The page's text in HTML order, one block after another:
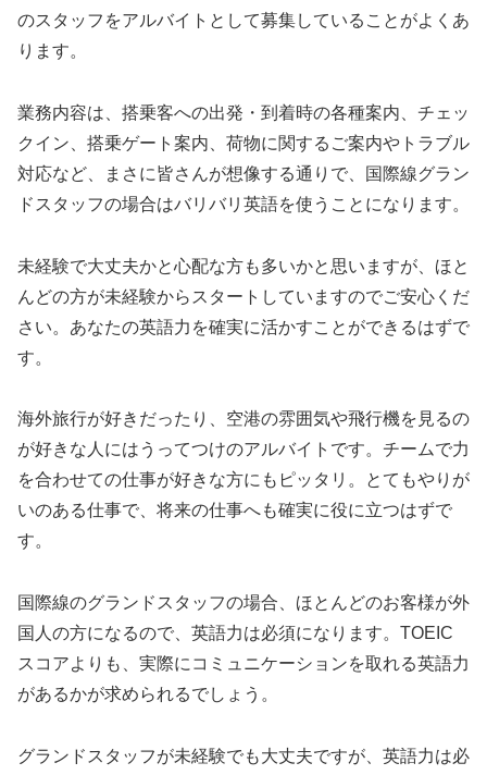
のスタッフをアルバイトとして募集していることがよくあ
ります。
業務内容は、搭乗客への出発・到着時の各種案内、チェッ
クイン、搭乗ゲート案内、荷物に関するご案内やトラブル
対応など、まさに皆さんが想像する通りで、国際線グラン
ドスタッフの場合はバリバリ英語を使うことになります。
未経験で大丈夫かと心配な方も多いかと思いますが、ほと
んどの方が未経験からスタートしていますのでご安心くだ
さい。あなたの英語力を確実に活かすことができるはずで
す。
海外旅行が好きだったり、空港の雰囲気や飛行機を見るの
が好きな人にはうってつけのアルバイトです。チームで力
を合わせての仕事が好きな方にもピッタリ。とてもやりが
いのある仕事で、将来の仕事へも確実に役に立つはずで
す。
国際線のグランドスタッフの場合、ほとんどのお客様が外
国人の方になるので、英語力は必須になります。TOEIC
スコアよりも、実際にコミュニケーションを取れる英語力
があるかが求められるでしょう。
グランドスタッフが未経験でも大丈夫ですが、英語力は必